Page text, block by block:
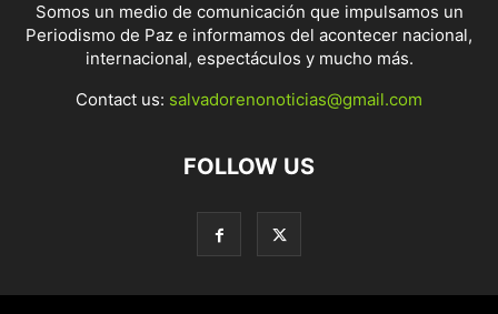
Somos un medio de comunicación que impulsamos un
Periodismo de Paz e informamos del acontecer nacional,
internacional, espectáculos y mucho más.
Contact us: salvadorenonoticias@gmail.com
FOLLOW US